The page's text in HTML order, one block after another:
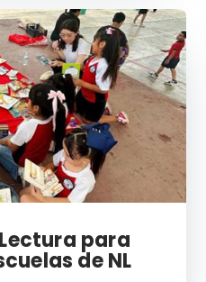
para
de NL